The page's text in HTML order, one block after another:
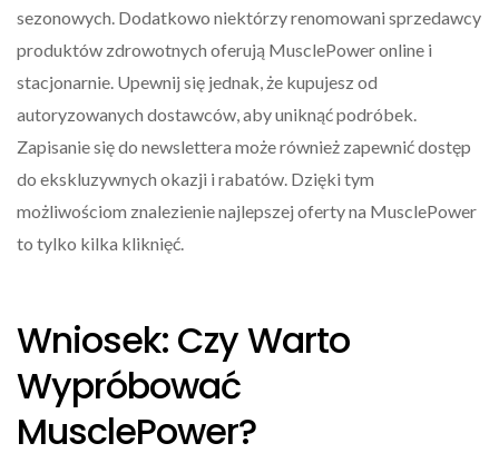
sezonowych. Dodatkowo niektórzy renomowani sprzedawcy
produktów zdrowotnych oferują MusclePower online i
stacjonarnie. Upewnij się jednak, że kupujesz od
autoryzowanych dostawców, aby uniknąć podróbek.
Zapisanie się do newslettera może również zapewnić dostęp
do ekskluzywnych okazji i rabatów. Dzięki tym
możliwościom znalezienie najlepszej oferty na MusclePower
to tylko kilka kliknięć.
Wniosek: Czy Warto
Wypróbować
MusclePower?